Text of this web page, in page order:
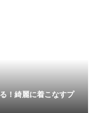
！綺麗に着こなすプ